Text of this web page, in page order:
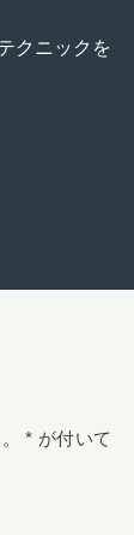
クニックを
* が付いて